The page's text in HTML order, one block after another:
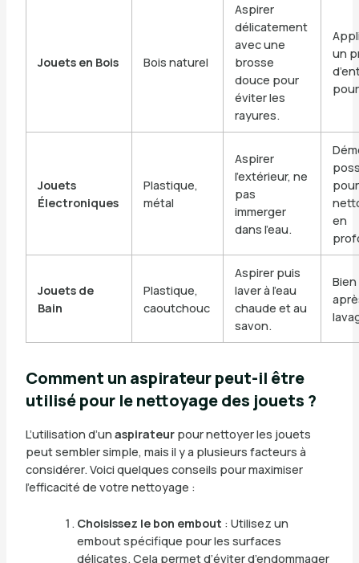
Jouets en Bois Bois naturel
Aspirer
délicatement
avec une
brosse
douce pour
éviter les
rayures.
un
Jouets
Électroniques
Plastique,
métal
Aspirer
l’extérieur, ne
pas
immerger
dans l’eau.
en
Jouets de
Bain
Plastique,
caoutchouc
Aspirer puis
laver à l’eau
chaude et au
savon.
Comment un aspirateur peut-il être
utilisé pour le nettoyage des jouets ?
L’utilisation d’un aspirateurpour nettoyer les jouets
peut sembler simple, mais il y a plusieurs facteurs à
considérer. Voici quelques conseils pour maximiser
l’efficacité de votre nettoyage :
Choisissez le bon embout : Utilisez un
embout spécifique pour les surfaces
délicates. Cela permet d’éviter d’endommager